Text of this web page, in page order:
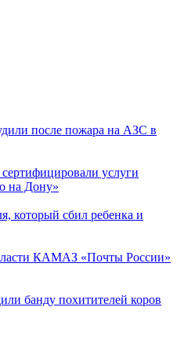
после пожара на АЗС в
услуги
на Дону»
который сбил ребенка и
КАМАЗ «Почты России»
банду похитителей коров